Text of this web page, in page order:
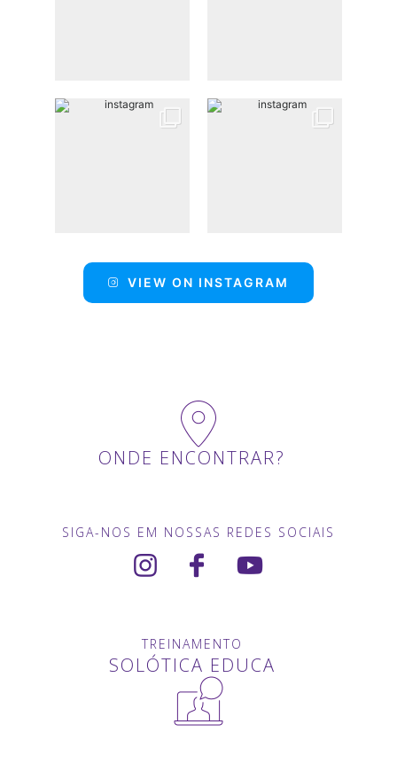
VIEW ON INSTAGRAM
ONDE ENCONTRAR?
SIGA-NOS EM NOSSAS REDES SOCIAIS
TREINAMENTO
SOLÓTICA EDUCA